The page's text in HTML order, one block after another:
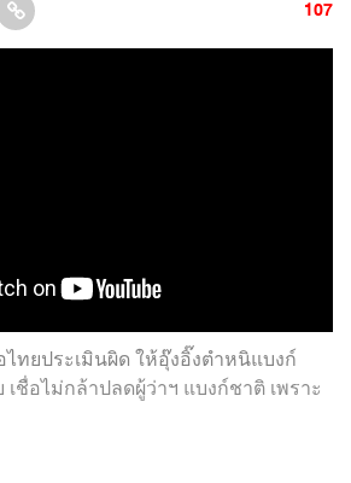
107
ทยประเมินผิด ให้อุ๊งอิ๊งตำหนิแบงก์
ชื่อไม่กล้าปลดผู้ว่าฯ แบงก์ชาติ เพราะ